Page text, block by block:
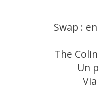
Swap :
The
Un